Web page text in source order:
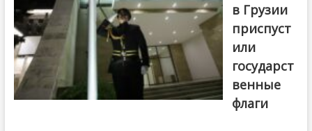
в Грузии
приспуст
или
государст
венные
флаги